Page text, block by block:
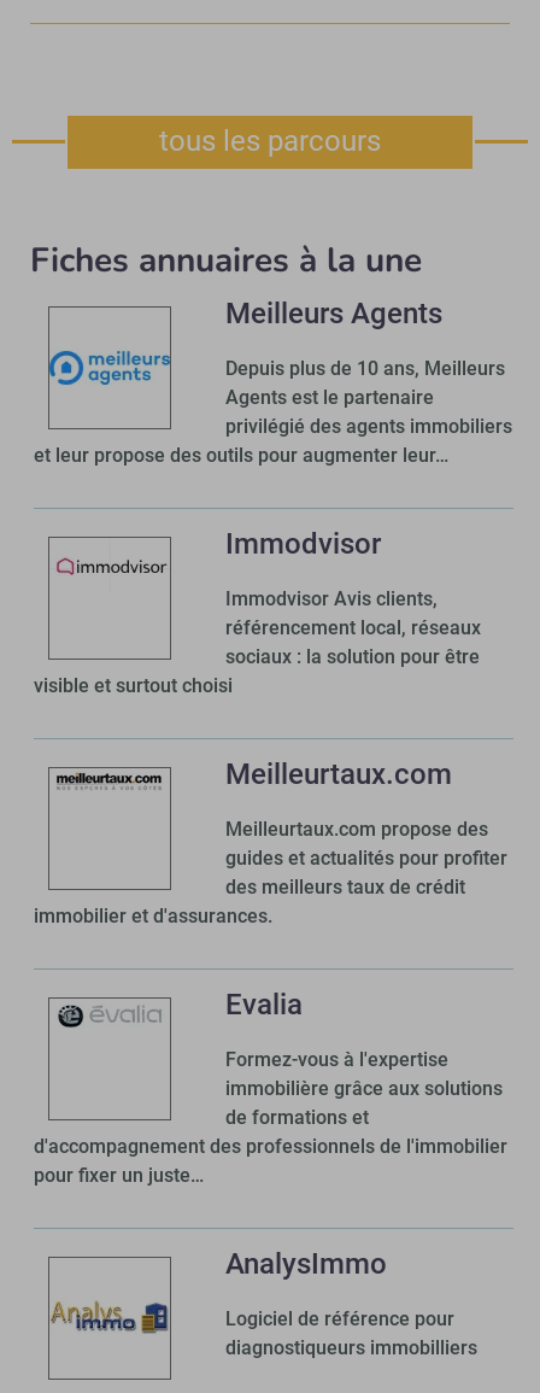
tous les parcours
Fiches annuaires à la une
Meilleurs Agents
Depuis plus de 10 ans, Meilleurs
Agents est le partenaire
privilégié des agents immobiliers
et leur propose des outils pour augmenter leur…
Immodvisor
Immodvisor Avis clients,
référencement local, réseaux
sociaux : la solution pour être
visible et surtout choisi
Meilleurtaux.com
Meilleurtaux.com propose des
guides et actualités pour profiter
des meilleurs taux de crédit
immobilier et d'assurances.
Evalia
Formez-vous à l'expertise
immobilière grâce aux solutions
de formations et
d'accompagnement des professionnels de l'immobilier
pour fixer un juste…
AnalysImmo
Logiciel de référence pour
diagnostiqueurs immobilliers